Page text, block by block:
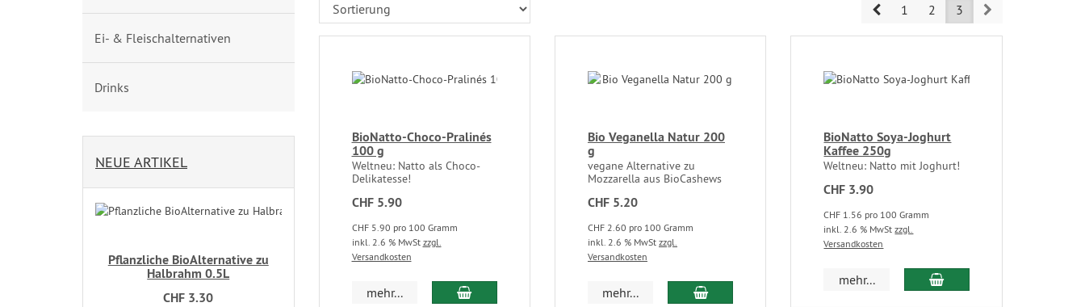
Prev1 2 3 Next
BioNatto-Choco-Pralinés
100 g
Weltneu: Natto als Choco-
Delikatesse!
CHF 5.90
CHF 5.90 pro 100 Gramm
inkl. 2.6 % MwSt zzgl.
Versandkosten
mehr...
Bio Veganella Natur 200
g
vegane Alternative zu
Mozzarella aus BioCashews
CHF 5.20
CHF 2.60 pro 100 Gramm
inkl. 2.6 % MwSt zzgl.
Versandkosten
mehr...
BioNatto Soya-Joghurt
Kaffee 250g
Weltneu: Natto mit Joghurt!
CHF 3.90
CHF 1.56 pro 100 Gramm
inkl. 2.6 % MwStzzgl.
Versandkosten
mehr...
Ei- & Fleischalternativen
Drinks
NEUE ARTIKEL
Pflanzliche BioAlternative zu
Halbrahm 0.5L
CHF 3.30